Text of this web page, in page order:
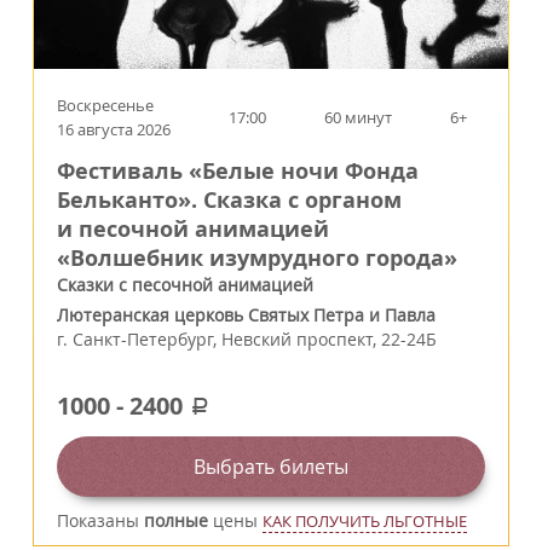
Воскресенье
16 августа 2026
17:00 60 минут 6+
Фестиваль «Белые ночи Фонда
Бельканто». Сказка с органом
и песочной анимацией
«Волшебник изумрудного города»
Сказки с песочной анимацией
Лютеранская церковь Святых Петра и Павла
г. Санкт-Петербург, Невский проспект, 22-24Б
1000-2400 a
Выбрать билеты
Показаны полные цены КАК ПОЛУЧИТЬ ЛЬГОТНЫЕ